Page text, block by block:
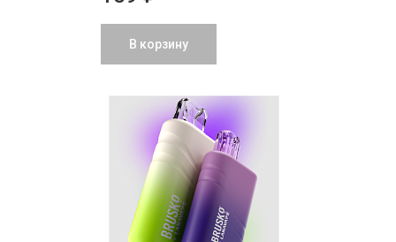
В корзину